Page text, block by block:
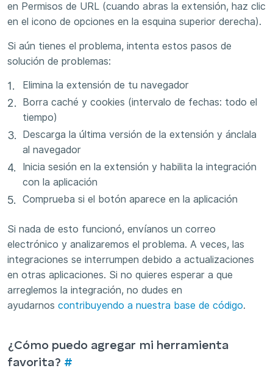
en Permisos de URL (cuando abras la extensión, haz clic
en el icono de opciones en la esquina superior derecha).
Si aún tienes el problema, intenta estos pasos de
solución de problemas:
Elimina la extensión de tu navegador
Borra caché y cookies (intervalo de fechas: todo el
tiempo)
Descarga la última versión de la extensión y ánclala
al navegador
Inicia sesión en la extensión y habilita la integración
con la aplicación
Comprueba si el botón aparece en la aplicación
Si nada de esto funcionó, envíanos un correo
electrónico y analizaremos el problema. A veces, las
integraciones se interrumpen debido a actualizaciones
en otras aplicaciones. Si no quieres esperar a que
arreglemos la integración, no dudes en
ayudarnos contribuyendo a nuestra base de código.
¿Cómo puedo agregar mi herramienta
favorita? #